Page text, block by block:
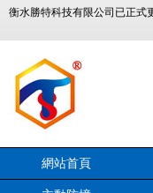
衡水勝特科技有限公司已正式
網站首頁